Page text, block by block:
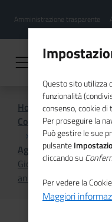
contenuto
Menu
hamburgher
Amministrazione trasparente
Home
Comunicazione
Agenda
Giornata mondiale
and ip: accelerating
Questo sito utilizza
funzionalità
consenso, cookie
Per proseguire la
Può gestire le sue
pulsante
cliccando su
Per vedere la
Maggiori